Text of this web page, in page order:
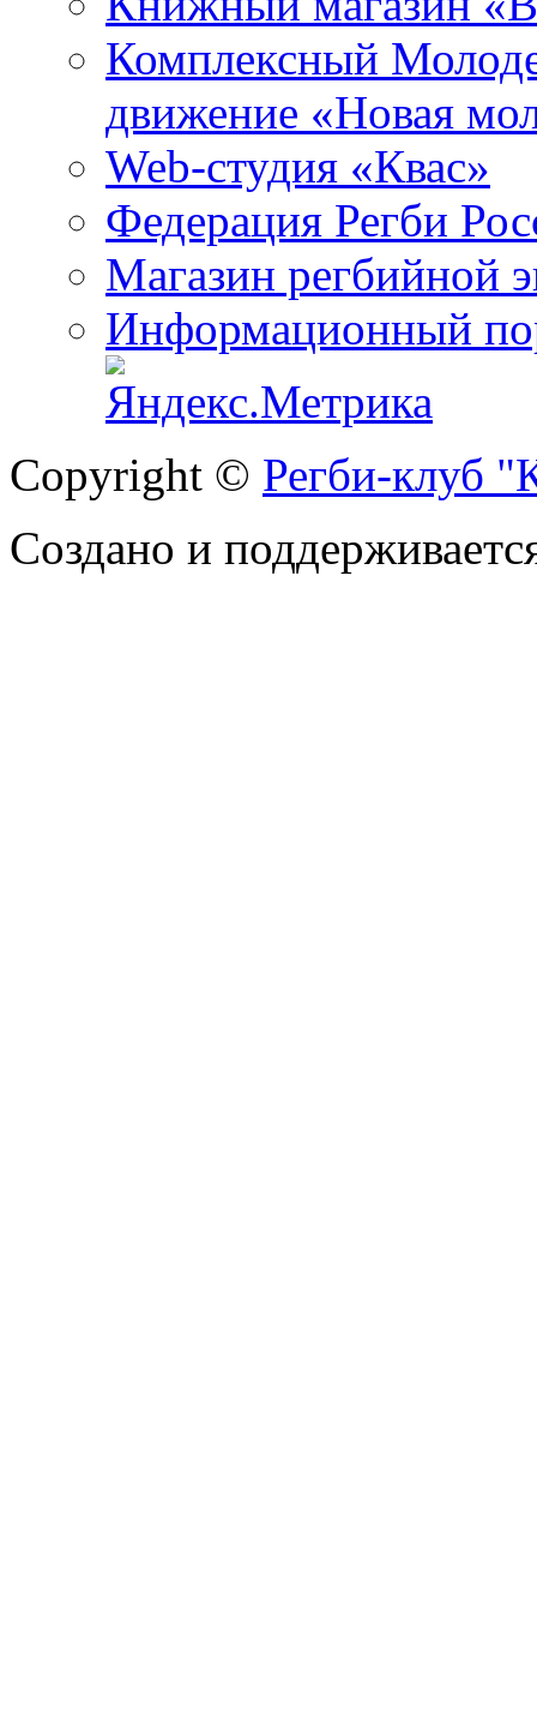
Комплексный
движение «Новая
Web-студия «Квас»
Федерация Регби
Магазин регбийной
Информационный
Copyright © Регби-клуб
Создано и